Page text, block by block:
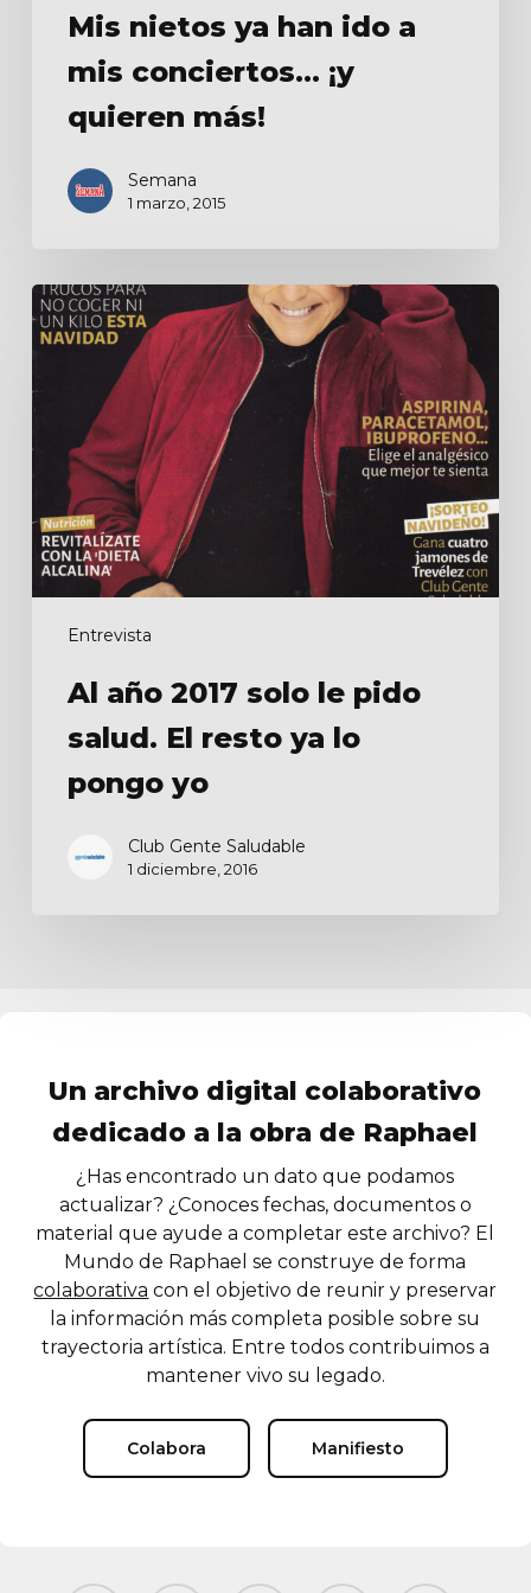
Mis nietos ya han ido a
mis conciertos… ¡y
quieren más!
Semana
1 marzo, 2015
Entrevista
Al
año
le
salud.
resto
ya
lo
Al año 2017 solo le pido
salud. El resto ya lo
pongo yo
Club Gente Saludable
1 diciembre, 2016
Un archivo digital colaborativo
dedicado a la obra de Raphael
¿Has encontrado un dato que podamos
actualizar? ¿Conoces fechas, documentos o
material que ayude a completar este archivo? El
Mundo de Raphael se construye de forma
colaborativa con el objetivo de reunir y preservar
la información más completa posible sobre su
trayectoria artística. Entre todos contribuimos a
mantener vivo su legado.
Colabora Manifiesto